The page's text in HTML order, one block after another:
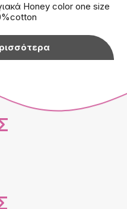
Honey color one size